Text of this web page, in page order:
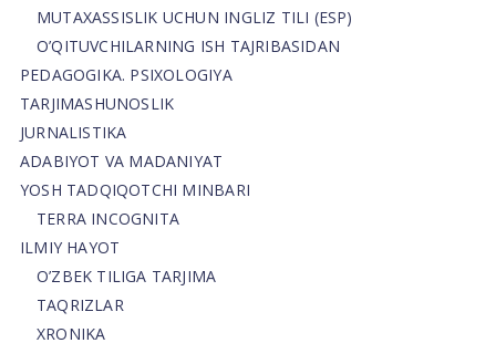
MUTAXASSISLIK UCHUN INGLIZ TILI (ESP)
O’QITUVCHILARNING ISH TAJRIBASIDAN
PEDAGOGIKA. PSIXOLOGIYA
TARJIMASHUNOSLIK
JURNALISTIKA
ADABIYOT VA MADANIYAT
YOSH TADQIQOTCHI MINBARI
TERRA INCOGNITA
ILMIY HAYOT
O’ZBEK TILIGA TARJIMA
TAQRIZLAR
XRONIKA